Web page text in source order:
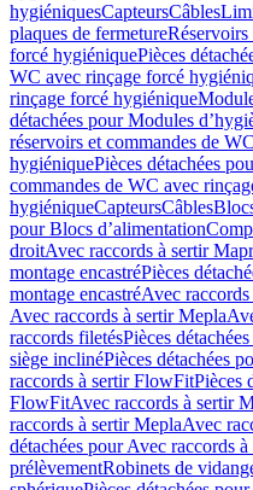
hygiéniquesCapteursCâbles
plaques de fermeture
forcé hygiéniquePièces
WC avec rinçage forcé
rinçage forcé hygiénique
détachées pour Modules
réservoirs et commandes de
hygiéniquePièces détachées
commandes de WC avec
hygiéniqueCapteursCâbles
pour Blocs d’alimentation
droitAvec raccords à sertir
montage encastréPièces
montage encastréAvec
Avec raccords à sertir Mepla
raccords filetésPièces
siège inclinéPièces détachées
raccords à sertir FlowFitPièces
FlowFitAvec raccords à sertir
raccords à sertir MeplaAvec
détachées pour Avec raccords
prélèvementRobinets de